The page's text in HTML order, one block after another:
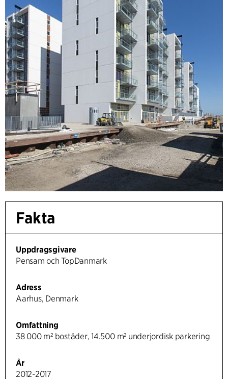
Fakta
Uppdragsgivare
Pensam och TopDanmark
Adress
Aarhus, Denmark
Omfattning
38 000 m² bostäder, 14.500 m² underjordisk parkering
År
2012-2017